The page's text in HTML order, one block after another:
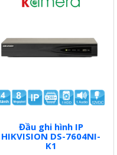
Đầu ghi hình IP
HIKVISION DS-7604NI-
K1